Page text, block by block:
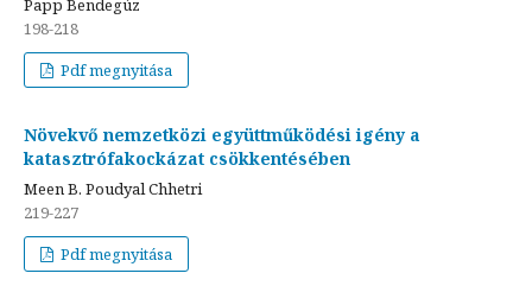
198-218
Pdf megnyitása
Növekvő nemzetközi együttműködési igény a
katasztrófakockázat csökkentésében
Meen B. Poudyal Chhetri
219-227
Pdf megnyitása